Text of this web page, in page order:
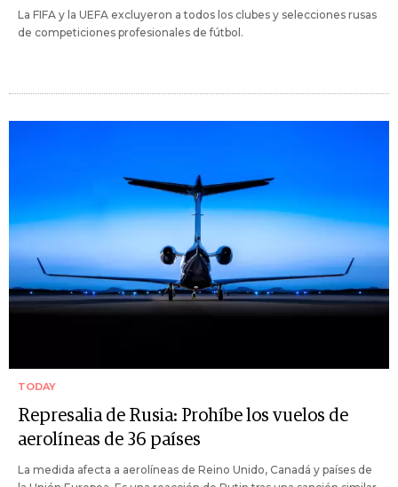
La FIFA y la UEFA excluyeron a todos los clubes y selecciones rusas
de competiciones profesionales de fútbol.
TODAY
Represalia de Rusia: Prohíbe los vuelos de
aerolíneas de 36 países
La medida afecta a aerolíneas de Reino Unido, Canadá y países de